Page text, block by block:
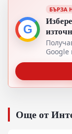
G
БЪРЗА
Google
Още от